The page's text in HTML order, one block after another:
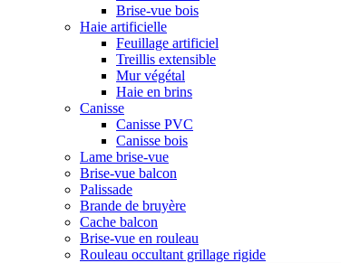
Brise-vue bois
Haie artificielle
Feuillage artificiel
Treillis extensible
Mur végétal
Haie en brins
Canisse
Canisse PVC
Canisse bois
Lame brise-vue
Brise-vue balcon
Palissade
Brande de bruyère
Cache balcon
Brise-vue en rouleau
Rouleau occultant grillage rigide